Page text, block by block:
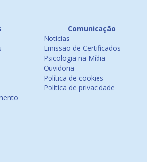
Comunicação
Notícias
Emissão de Certificados
Psicologia na Mídia
Ouvidoria
Política de cookies
Política de privacidade